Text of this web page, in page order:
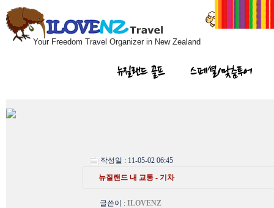
Your Freedom Travel Organizer in New Zealand
뉴질랜드 골프 스페셜/맞춤투어
작성일 : 11-05-02 06:45
뉴질랜드 내 교통 - 기차
글쓴이 : ILOVENZ